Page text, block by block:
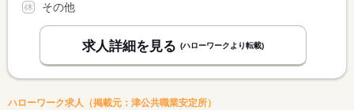
その他
求人詳細を見る (ハローワークより転載)
ハローワーク求人（掲載元：津公共職業安定所）